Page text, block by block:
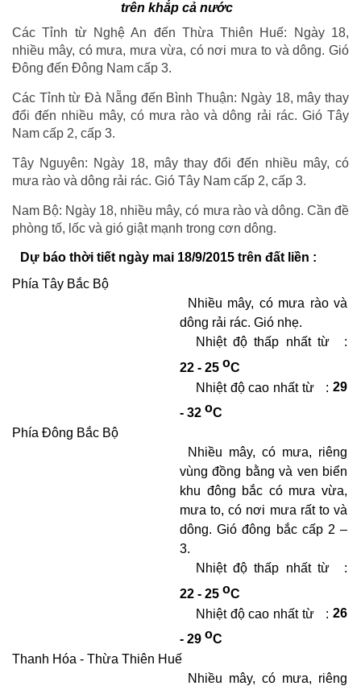
trên khắp cả nước
Các Tỉnh từ Nghệ An đến Thừa Thiên Huế: Ngày 18,
nhiều mây, có mưa, mưa vừa, có nơi mưa to và dông. Gió
Đông đến Đông Nam cấp 3.
Các Tỉnh từ Đà Nẵng đến Bình Thuận: Ngày 18, mây thay
đổi đến nhiều mây, có mưa rào và dông rải rác. Gió Tây
Nam cấp 2, cấp 3.
Tây Nguyên: Ngày 18, mây thay đổi đến nhiều mây, có
mưa rào và dông rải rác. Gió Tây Nam cấp 2, cấp 3.
Nam Bộ: Ngày 18, nhiều mây, có mưa rào và dông. Cần đề
phòng tố, lốc và gió giật mạnh trong cơn dông.
Dự báo thời tiết ngày mai 18/9/2015 trên đất liền :
Phía Tây Bắc Bộ
Nhiều mây, có mưa rào và
dông rải rác. Gió nhẹ.
Nhiệt độ thấp nhất từ
:
22 - 25 oC
Nhiệt độ cao nhất từ
:29
- 32 oC
Phía Đông Bắc Bộ
Nhiều mây, có mưa, riêng
vùng đồng bằng và ven biển
khu đông bắc có mưa vừa,
mưa to, có nơi mưa rất to và
dông. Gió đông bắc cấp 2 –
3.
Nhiệt độ thấp nhất từ
:
22 - 25 oC
Nhiệt độ cao nhất từ
:26
- 29 oC
Thanh Hóa - Thừa Thiên Huế
Nhiều mây, có mưa, riêng